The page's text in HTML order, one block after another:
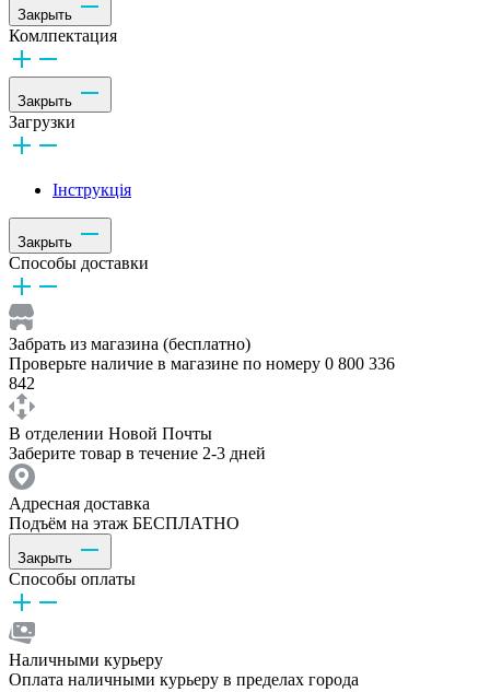
Закрыть
Комлпектация
Закрыть
Загрузки
Інструкція
Закрыть
Способы доставки
Забрать из магазина (бесплатно)
Проверьте наличие в магазине по номеру 0 800 336
842
В отделении Новой Почты
Заберите товар в течение 2-3 дней
Адресная доставка
Подъём на этаж БЕСПЛАТНО
Закрыть
Способы оплаты
Наличными курьеру
Оплата наличными курьеру в пределах города